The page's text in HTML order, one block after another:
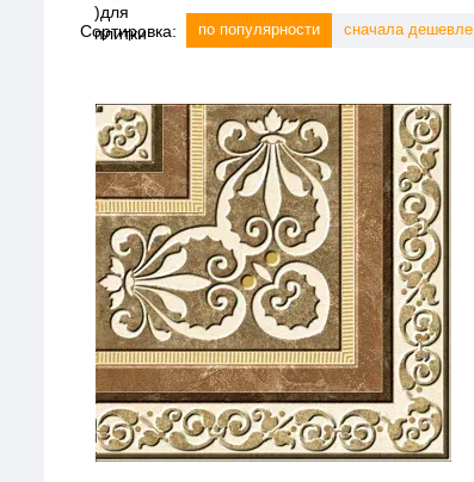
Сортировка: по популярности сначала дешевле